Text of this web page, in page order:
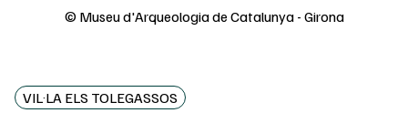
© Museu d'Arqueologia de Catalunya - Girona
VIL·LA ELS TOLEGASSOS